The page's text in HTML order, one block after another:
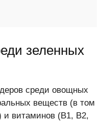
зеленных
среди овощных
веществ (в том
и витаминов (В1, В2,